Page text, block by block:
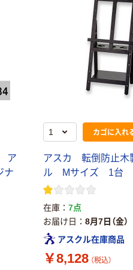
ア
ナ
カゴに入れ
アスカ 転倒防止木
ル Mサイズ 1台
在庫
7点
お届け日
8月7日（金）
アスクル在庫商品
￥8,128 （税込）